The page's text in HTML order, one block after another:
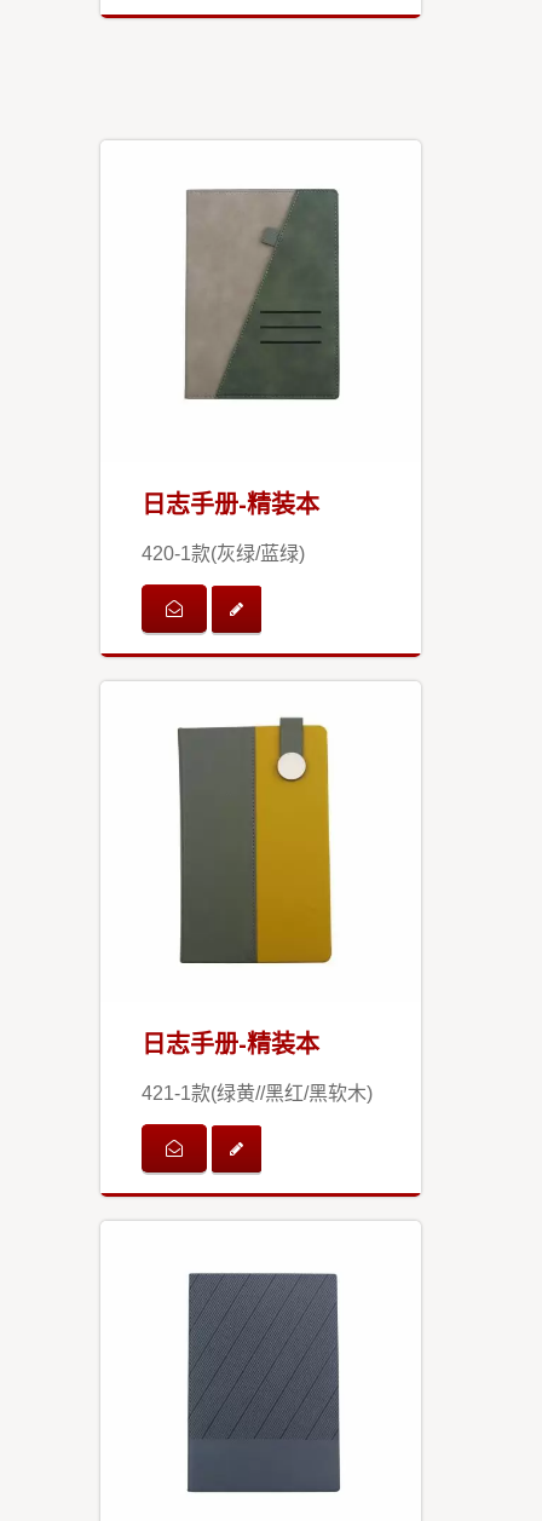
日志手册-精装本
420-1款(灰绿/蓝绿)
日志手册-精装本
421-1款(绿黄//黑红/黑软木)